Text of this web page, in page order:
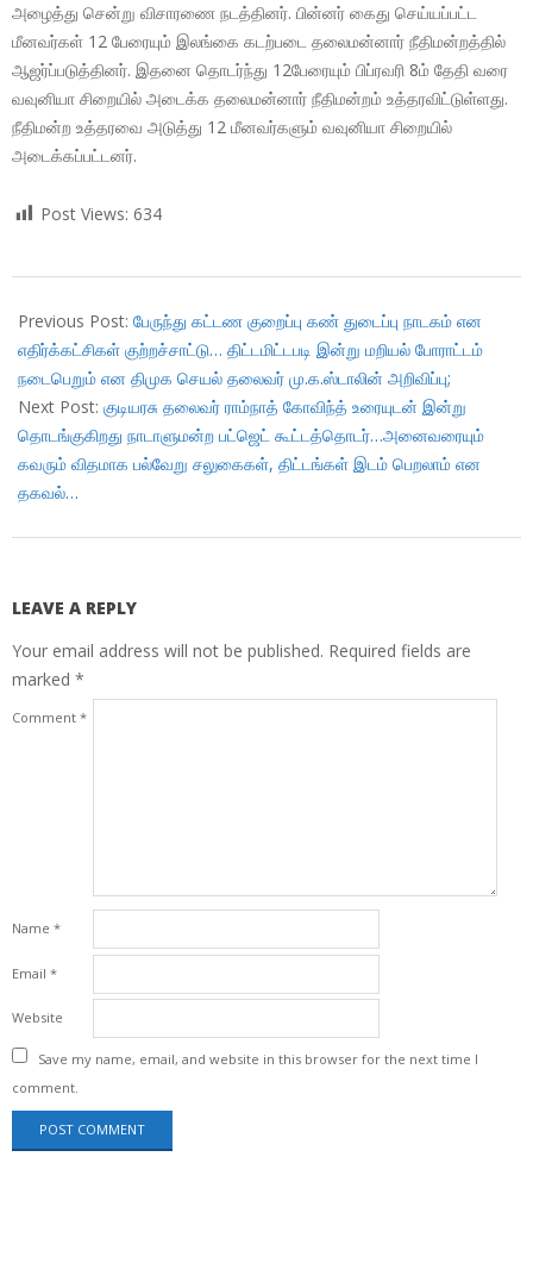
அழைத்து சென்று விசாரணை நடத்தினர். பின்னர் கைது செய்யப்பட்ட
மீனவர்கள் 12 பேரையும் இலங்கை கடற்படை தலைமன்னார் நீதிமன்றத்தில்
ஆஜர்ப்படுத்தினர். இதனை தொடர்ந்து 12பேரையும் பிப்ரவரி 8ம் தேதி வரை
வவுனியா சிறையில் அடைக்க தலைமன்னார் நீதிமன்றம் உத்தரவிட்டுள்ளது.
நீதிமன்ற உத்தரவை அடுத்து 12 மீனவர்களும் வவுனியா சிறையில்
அடைக்கப்பட்டனர்.
Post Views: 634
01-
29
Previous Post: பேருந்து கட்டண குறைப்பு கண் துடைப்பு நாடகம் என
எதிர்க்கட்சிகள் குற்றச்சாட்டு… திட்டமிட்டபடி இன்று மறியல் போராட்டம்
நடைபெறும் என திமுக செயல் தலைவர் மு.க.ஸ்டாலின் அறிவிப்பு;
Next Post: குடியரசு தலைவர் ராம்நாத் கோவிந்த் உரையுடன் இன்று
தொடங்குகிறது நாடாளுமன்ற பட்ஜெட் கூட்டத்தொடர்…அனைவரையும்
கவரும் விதமாக பல்வேறு சலுகைகள், திட்டங்கள் இடம் பெறலாம் என
தகவல்…
LEAVE A REPLY
Your email address will not be published. Required fields are
marked *
Comment *
Name *
Email *
Website
Save my name, email, and website in this browser for the next time I
comment.